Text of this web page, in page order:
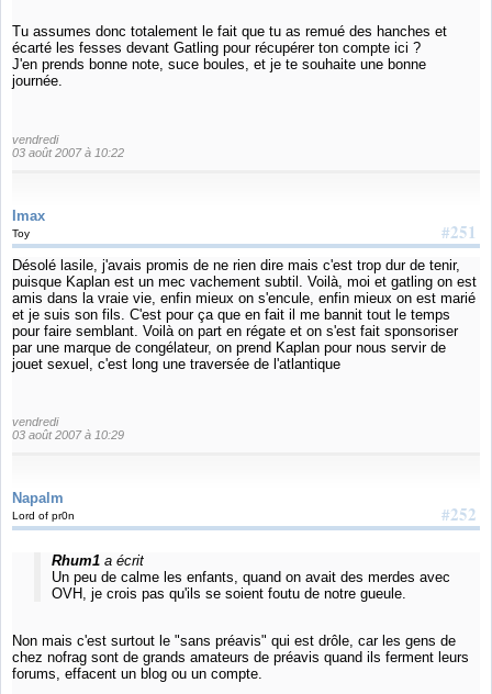
Tu assumes donc totalement le fait que tu as remué des hanches et
écarté les fesses devant Gatling pour récupérer ton compte ici ?
J'en prends bonne note, suce boules, et je te souhaite une bonne
journée.
vendredi
03 août 2007 à 10:22
Imax
#251
Toy
Désolé lasile, j'avais promis de ne rien dire mais c'est trop dur de tenir,
puisque Kaplan est un mec vachement subtil. Voilà, moi et gatling on est
amis dans la vraie vie, enfin mieux on s'encule, enfin mieux on est marié
et je suis son fils. C'est pour ça que en fait il me bannit tout le temps
pour faire semblant. Voilà on part en régate et on s'est fait sponsoriser
par une marque de congélateur, on prend Kaplan pour nous servir de
jouet sexuel, c'est long une traversée de l'atlantique
vendredi
03 août 2007 à 10:29
Napalm
#252
Lord of pr0n
Rhum1a écrit
Un peu de calme les enfants, quand on avait des merdes avec
OVH, je crois pas qu'ils se soient foutu de notre gueule.
Non mais c'est surtout le "sans préavis" qui est drôle, car les gens de
chez nofrag sont de grands amateurs de préavis quand ils ferment leurs
forums, effacent un blog ou un compte.